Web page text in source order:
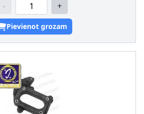
- +
Pievienot grozam